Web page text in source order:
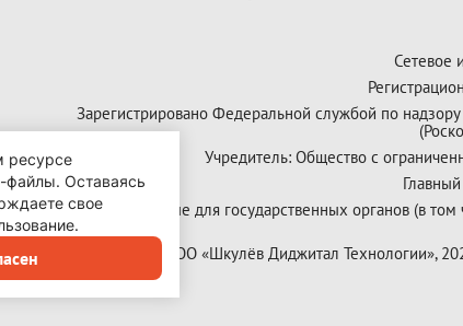
Сетевое
Зарегистрировано Федеральной службой по
Учредитель: Общество с
Контактные данные для государственных органов (в
Copyright (с) ООО «Шкулёв Диджитал Технологии»,
ресурсе
файлы. Оставаясь
свое